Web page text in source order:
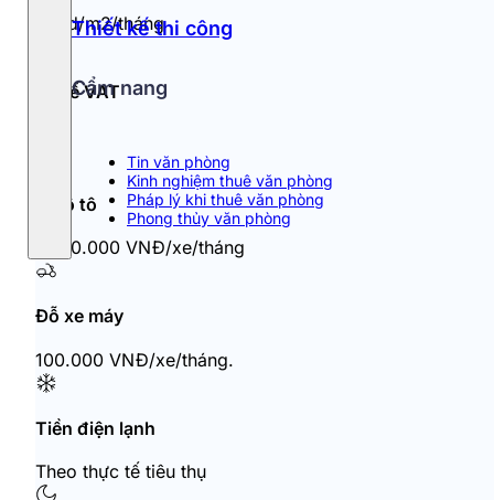
Thiết kế thi công
Cẩm nang
Tin văn phòng
Kinh nghiệm thuê văn phòng
Pháp lý khi thuê văn phòng
Phong thủy văn phòng
1 usd/m2/tháng
Thuế VAT
Đỗ ô tô
1.000.000 VNĐ/xe/tháng
Đỗ xe máy
100.000 VNĐ/xe/tháng.
Tiền điện lạnh
Theo thực tế tiêu thụ